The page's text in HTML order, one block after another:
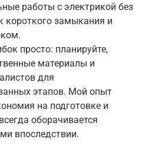
работы с электрикой без
короткого замыкания и
просто: планируйте,
материалы и
для
этапов. Мой опыт
на подготовке и
оборачивается
впоследствии.